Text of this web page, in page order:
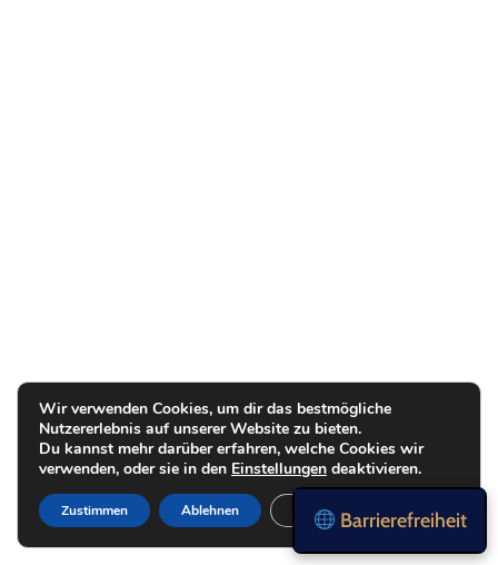
Barrierefreiheit
Wir verwenden Cookies, um dir das bestmögliche
Nutzererlebnis auf unserer Website zu bieten.
Du kannst mehr darüber erfahren, welche Cookies wir
verwenden, oder sie in den Einstellungen deaktivieren.
Zustimmen Ablehnen Einstellungen